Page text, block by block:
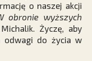
o naszej akcji
obronie wyższych
Życzę, aby
odwagi do życia w